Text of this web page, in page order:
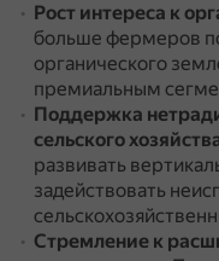
Рост интереса к
больше фермеров
органического
премиальным
Поддержка
сельского
развивать
задействовать
Стремление к